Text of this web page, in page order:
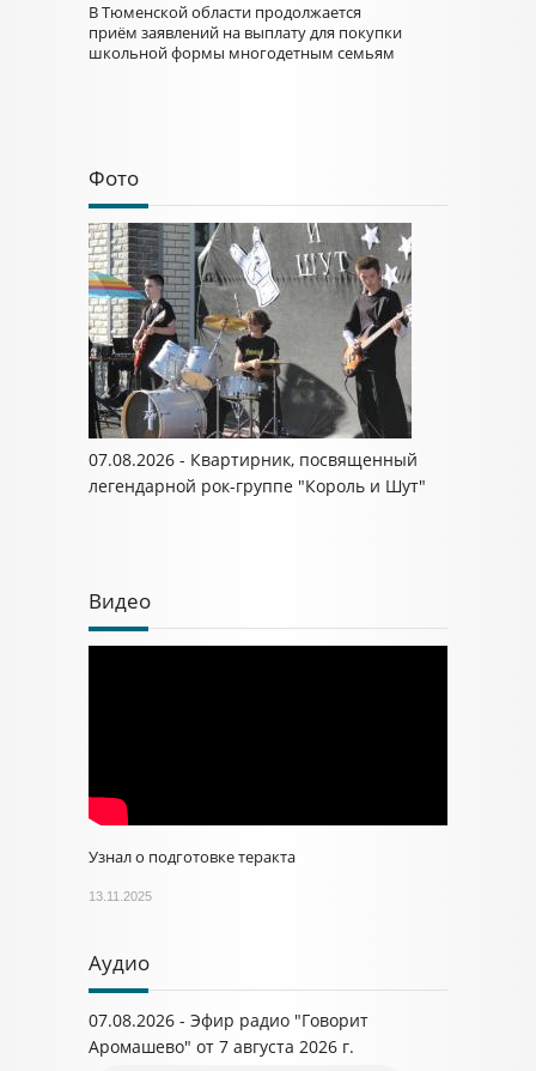
В Тюменской области продолжается
приём заявлений на выплату для покупки
школьной формы многодетным семьям
Фото
07.08.2026 - Квартирник, посвященный
легендарной рок-группе "Король и Шут"
Видео
Узнал о подготовке теракта
13.11.2025
Аудио
07.08.2026 - Эфир радио "Говорит
Аромашево" от 7 августа 2026 г.